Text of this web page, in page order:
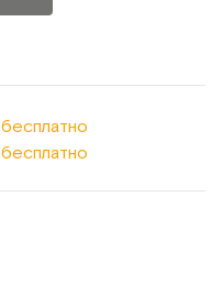
бесплатно
бесплатно